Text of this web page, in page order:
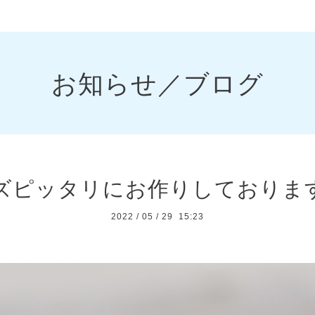
お知らせ／ブログ
ピッタリにお作りしておりま
2022 / 05 / 29 15:23